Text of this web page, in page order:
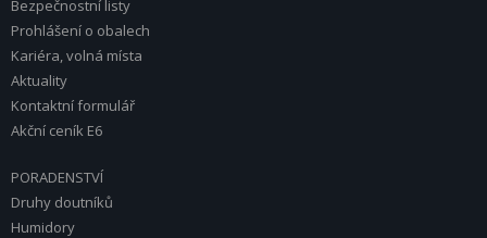
Bezpečnostní listy
Prohlášení o obalech
Kariéra, volná místa
Aktuality
Kontaktní formulář
Akční ceník E6
PORADENSTVÍ
Druhy doutníků
Humidory